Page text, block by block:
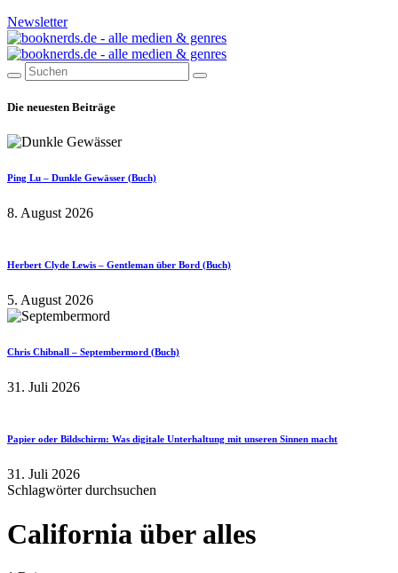
Newsletter
Die neuesten Beiträge
Ping Lu – Dunkle Gewässer (Buch)
8. August 2026
Herbert Clyde Lewis – Gentleman über Bord (Buch)
5. August 2026
Chris Chibnall – Septembermord (Buch)
31. Juli 2026
Papier oder Bildschirm: Was digitale Unterhaltung mit unseren Sinnen macht
31. Juli 2026
Schlagwörter durchsuchen
California über alles